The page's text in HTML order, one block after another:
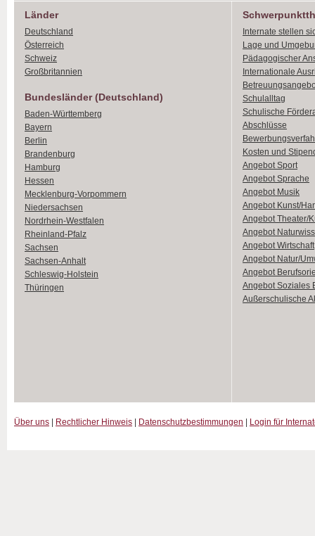
Länder
Deutschland
Österreich
Schweiz
Großbritannien
Bundesländer (Deutschland)
Baden-Württemberg
Bayern
Berlin
Brandenburg
Hamburg
Hessen
Mecklenburg-Vorpommern
Niedersachsen
Nordrhein-Westfalen
Rheinland-Pfalz
Sachsen
Sachsen-Anhalt
Schleswig-Holstein
Thüringen
Internate stellen
Lage und
Pädagogischer
Internationale
Schulalltag
Schulische
Abschlüsse
Kosten und
Angebot Sport
Angebot Sprache
Angebot Musik
Angebot Kunst/
Angebot Theater/
Angebot
Angebot Wirtschaft
Angebot Natur/
Angebot
Angebot Soziales
Außerschulische
Über uns Rechtlicher Hinweis Datenschutzbestimmungen Login für